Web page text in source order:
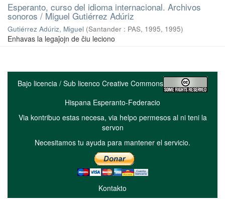
Esperanto, curso del idioma internacional. Archivos
sonoros / Miguel Gutiérrez Adúriz
Gutiérrez Adúriz, Miguel (Santander : PAS, 1995, 1995)
Enhavas la legaĵojn de ĉiu leciono
Bajo licencia / Sub licenco Creative Commons
Hispana Esperanto-Federacio
Via kontribuo estas necesa, via helpo permesos al ni teni la
servon
Necesitamos tu ayuda para mantener el servicio.
Kontakto